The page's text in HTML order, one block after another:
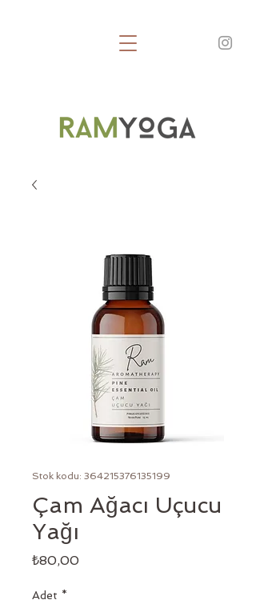
Stok kodu: 364215376135199
Çam Ağacı Uçucu
Yağı
₺80,00Fiyat
Adet *